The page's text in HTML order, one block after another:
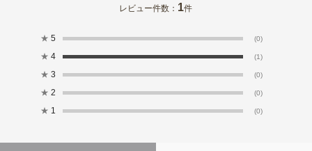
レビュー件数： 1件
★ 5 (0)
★ 4 (1)
★ 3 (0)
★ 2 (0)
★ 1 (0)